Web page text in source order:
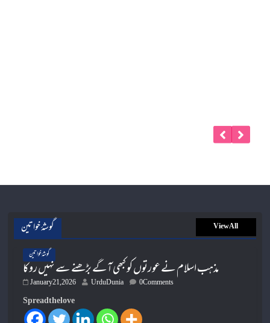
گوشۂ خواتین View All
گوشۂ خواتین
مذہب اسلام نے عورتوں کو کبھی آگے بڑھنے سے نہیں روکا
January 21, 2026 UrduDunia 0 Comments
Spread the love